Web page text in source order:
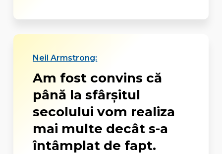
Neil Armstrong:
Am fost convins că
până la sfârşitul
secolului vom realiza
mai multe decât s-a
întâmplat de fapt.